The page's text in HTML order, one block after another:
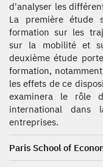
d'analyser les
La première étude
formation sur les
sur la mobilité et
deuxième étude
formation,
les effets de ce
examinera le rôle
international dans
entreprises.
Paris School of